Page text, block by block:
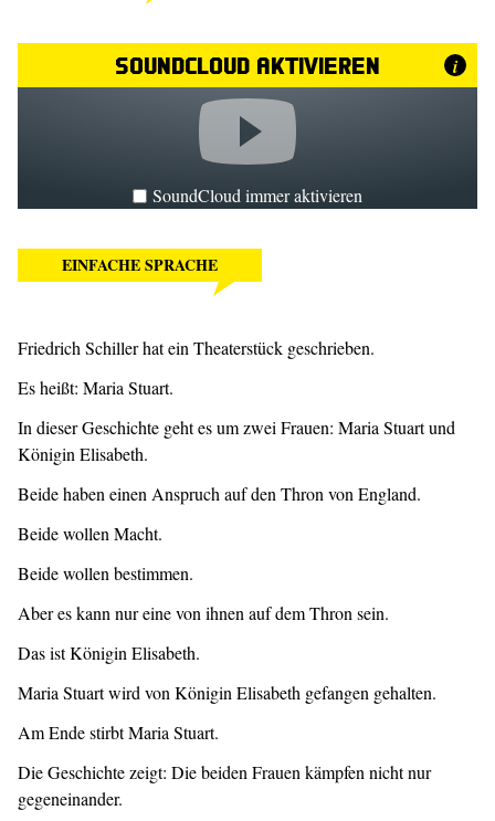
SoundCloud aktivieren i
SoundCloud immer aktivieren
EINFACHE SPRACHE
Friedrich Schiller hat ein Theaterstück geschrieben.
Es heißt: Maria Stuart.
In dieser Geschichte geht es um zwei Frauen: Maria Stuart und
Königin Elisabeth.
Beide haben einen Anspruch auf den Thron von England.
Beide wollen Macht.
Beide wollen bestimmen.
Aber es kann nur eine von ihnen auf dem Thron sein.
Das ist Königin Elisabeth.
Maria Stuart wird von Königin Elisabeth gefangen gehalten.
Am Ende stirbt Maria Stuart.
Die Geschichte zeigt: Die beiden Frauen kämpfen nicht nur
gegeneinander.